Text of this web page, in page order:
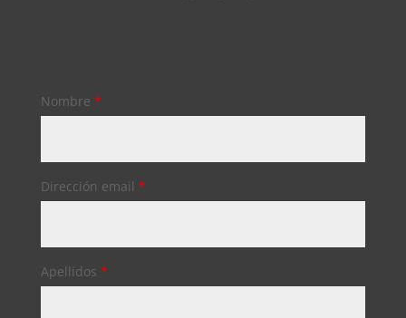
Nombre *
Dirección email *
Apellidos *